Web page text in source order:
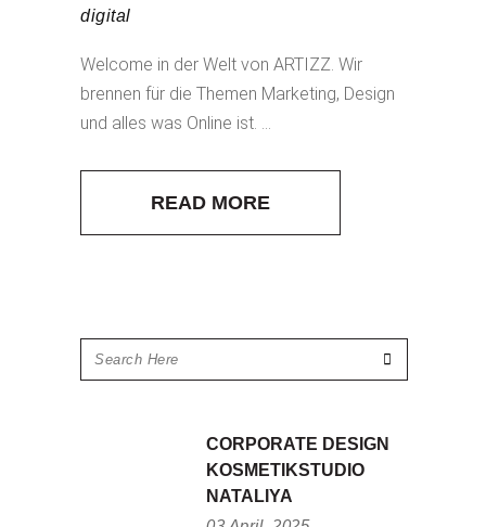
digital
Welcome in der Welt von ARTIZZ. Wir
brennen für die Themen Marketing, Design
und alles was Online ist. ...
READ MORE
CORPORATE DESIGN
KOSMETIKSTUDIO
NATALIYA